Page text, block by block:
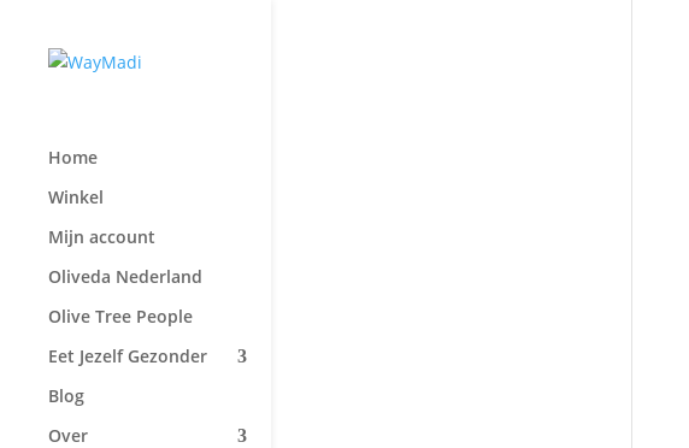
Home
Winkel
Mijn account
Oliveda Nederland
Olive Tree People
Eet Jezelf Gezonder
Blog
Over